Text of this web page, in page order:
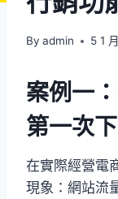
By admin 5 1
案例一
第一次
在實際經營電
現象：網站流